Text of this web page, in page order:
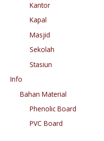
Kantor
Kapal
Masjid
Sekolah
Stasiun
Info
Bahan Material
Phenolic Board
PVC Board